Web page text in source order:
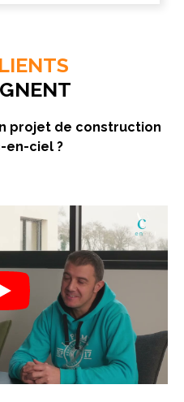
projet de construction
en-ciel ?